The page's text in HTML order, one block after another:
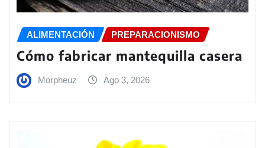
ALIMENTACIÓN PREPARACIONISMO
Cómo fabricar mantequilla casera
Morpheuz Ago 3, 2026